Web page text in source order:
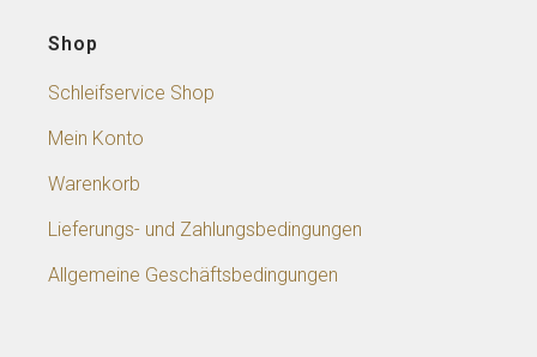
Shop
Schleifservice Shop
Mein Konto
Warenkorb
Lieferungs- und Zahlungsbedingungen
Allgemeine Geschäftsbedingungen